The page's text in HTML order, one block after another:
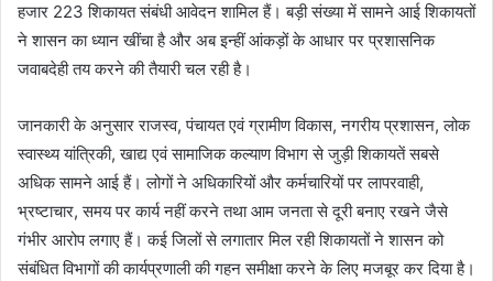
हजार 223 शिकायत संबंधी आवेदन शामिल हैं। बड़ी संख्या में सामने आई शिकायतों
ने शासन का ध्यान खींचा है और अब इन्हीं आंकड़ों के आधार पर प्रशासनिक
जवाबदेही तय करने की तैयारी चल रही है।
जानकारी के अनुसार राजस्व, पंचायत एवं ग्रामीण विकास, नगरीय प्रशासन, लोक
स्वास्थ्य यांत्रिकी, खाद्य एवं सामाजिक कल्याण विभाग से जुड़ी शिकायतें सबसे
अधिक सामने आई हैं। लोगों ने अधिकारियों और कर्मचारियों पर लापरवाही,
भ्रष्टाचार, समय पर कार्य नहीं करने तथा आम जनता से दूरी बनाए रखने जैसे
गंभीर आरोप लगाए हैं। कई जिलों से लगातार मिल रही शिकायतों ने शासन को
संबंधित विभागों की कार्यप्रणाली की गहन समीक्षा करने के लिए मजबूर कर दिया है।